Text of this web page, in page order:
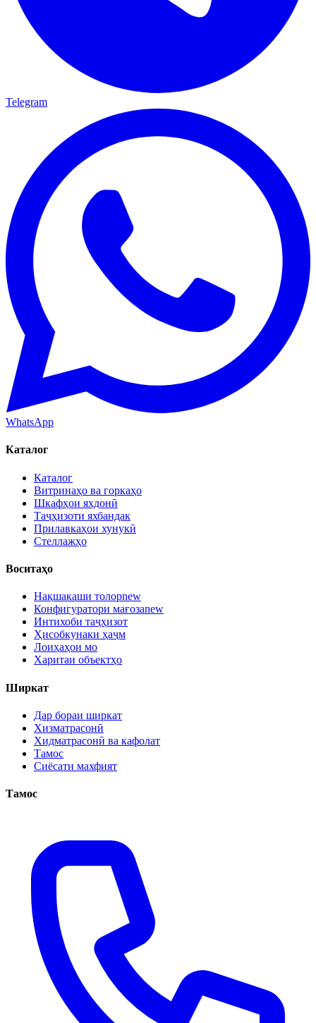
Telegram
WhatsApp
Каталог
Каталог
Витринаҳо ва горкаҳо
Шкафҳои яхдонӣ
Таҷҳизоти яхбандак
Прилавкаҳои хунукӣ
Стеллажҳо
Воситаҳо
Нақшакаши толорnew
Конфигуратори мағозаnew
Интихоби таҷҳизот
Ҳисобкунаки ҳаҷм
Лоиҳаҳои мо
Харитаи объектҳо
Ширкат
Дар бораи ширкат
Хизматрасонӣ
Хидматрасонӣ ва кафолат
Тамос
Сиёсати махфият
Тамос